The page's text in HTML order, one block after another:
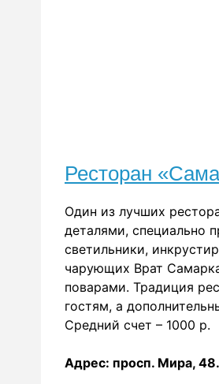
Ресторан
Один из лучших
деталями, специально
светильники,
чарующих Врат
поварами. Традиция
гостям, а
Средний счет – 1000 р.
Адрес: просп. Мира,